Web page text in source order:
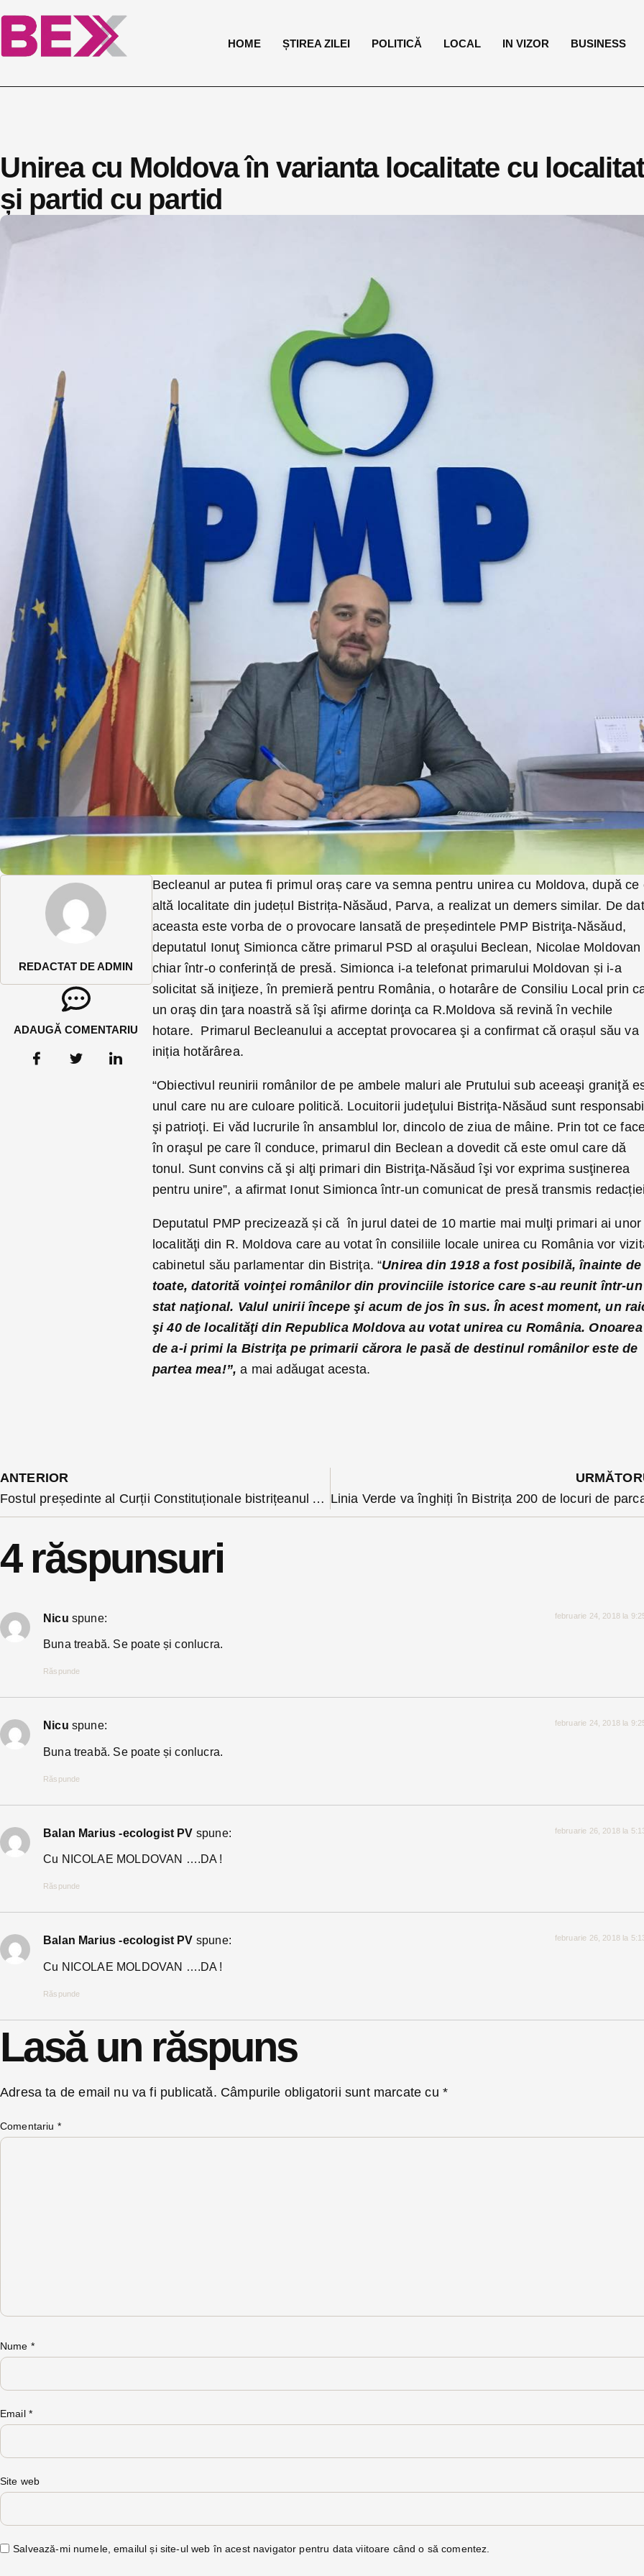
HOME ȘTIREA ZILEI POLITICĂ LOCAL IN VIZOR BUSINESS
Unirea cu Moldova în varianta localitate cu
și partid cu partid
REDACTAT DE ADMIN
ADAUGĂ COMENTARIU
Becleanul ar putea fi primul oraș care va semna pentru unirea cu Moldova, după ce
altă localitate din județul Bistrița-Năsăud, Parva, a realizat un demers similar. De
aceasta este vorba de o provocare lansată de președintele PMP Bistriţa-Năsăud,
deputatul Ionuţ Simionca către primarul PSD al oraşului Beclean, Nicolae Moldovan
chiar într-o conferință de presă. Simionca i-a telefonat primarului Moldovan și i-a
solicitat să iniţieze, în premieră pentru România, o hotarâre de Consiliu Local prin
un oraş din ţara noastră să îşi afirme dorinţa ca R.Moldova să revină în vechile
hotare. Primarul Becleanului a acceptat provocarea şi a confirmat că orașul său va
iniția hotărârea.
“Obiectivul reunirii românilor de pe ambele maluri ale Prutului sub aceeaşi graniţă
unul care nu are culoare politică. Locuitorii judeţului Bistriţa-Năsăud sunt
şi patrioţi. Ei văd lucrurile în ansamblul lor, dincolo de ziua de mâine. Prin tot ce
în oraşul pe care îl conduce, primarul din Beclean a dovedit că este omul care dă
tonul. Sunt convins că şi alţi primari din Bistriţa-Năsăud îşi vor exprima susţinerea
pentru unire”, a afirmat Ionut Simionca într-un comunicat de presă transmis
Deputatul PMP precizează și că în jurul datei de 10 martie mai mulţi primari ai unor
localităţi din R. Moldova care au votat în consiliile locale unirea cu România vor
cabinetul său parlamentar din Bistriţa. “Unirea din 1918 a fost posibilă, înainte de
toate, datorită voinţei românilor din provinciile istorice care s-au reunit într-un
stat naţional. Valul unirii începe şi acum de jos în sus. În acest moment, un
şi 40 de localităţi din Republica Moldova au votat unirea cu România. Onoarea
de a-i primi la Bistriţa pe primarii cărora le pasă de destinul românilor este de
partea mea!”, a mai adăugat acesta.
ANTERIOR
Fostul președinte al Curții Constituționale bistrițeanul Augustin Zegrean: ”dacă președintele refuză revocarea, nu e temei pentru suspendare”
4 răspunsuri
Nicu spune: februarie 24, 2018 la
Buna treabă. Se poate și conlucra.
Răspunde
Nicu spune: februarie 24, 2018 la
Buna treabă. Se poate și conlucra.
Răspunde
Balan Marius -ecologist PV spune: februarie 26, 2018 la
Cu NICOLAE MOLDOVAN ….DA !
Răspunde
Balan Marius -ecologist PV spune: februarie 26, 2018 la
Cu NICOLAE MOLDOVAN ….DA !
Răspunde
Lasă un răspuns
Adresa ta de email nu va fi publicată. Câmpurile obligatorii sunt marcate cu *
Comentariu *
Nume *
Email *
Site web
Salvează-mi numele, emailul și site-ul web în acest navigator pentru data viitoare când o să comentez.